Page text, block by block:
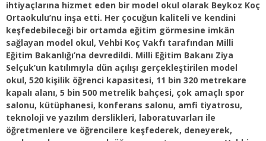
ihtiyaçlarına hizmet eden bir model okul olarak Beykoz Koç
Ortaokulu’nu inşa etti. Her çocuğun kaliteli ve kendini
keşfedebileceği bir ortamda eğitim görmesine imkân
sağlayan model okul, Vehbi Koç Vakfı tarafından Milli
Eğitim Bakanlığı’na devredildi. Milli Eğitim Bakanı Ziya
Selçuk’un katılımıyla dün açılışı gerçekleştirilen model
okul, 520 kişilik öğrenci kapasitesi, 11 bin 320 metrekare
kapalı alanı, 5 bin 500 metrelik bahçesi, çok amaçlı spor
salonu, kütüphanesi, konferans salonu, amfi tiyatrosu,
teknoloji ve yazılım derslikleri, laboratuvarları ile
öğretmenlere ve öğrencilere keşfederek, deneyerek,